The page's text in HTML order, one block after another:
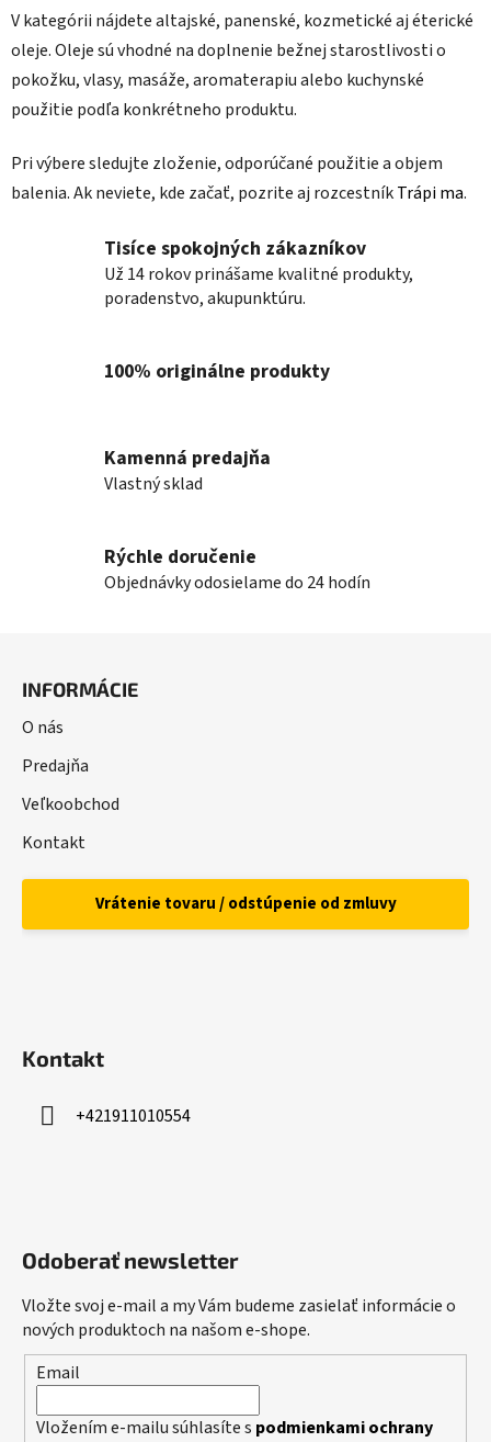
p
r
k
y
ý
p
s
u
V kategórii nájdete altajské, panenské, kozmetické aj éterické
oleje. Oleje sú vhodné na doplnenie bežnej starostlivosti o
pokožku, vlasy, masáže, aromaterapiu alebo kuchynské
použitie podľa konkrétneho produktu.
Pri výbere sledujte zloženie, odporúčané použitie a objem
balenia. Ak neviete, kde začať, pozrite aj rozcestníkTrápi ma.
Tisíce spokojných zákazníkov
Už 14 rokov prinášame kvalitné produkty,
poradenstvo, akupunktúru.
100% originálne produkty
Kamenná predajňa
Vlastný sklad
Rýchle doručenie
Objednávky odosielame do 24 hodín
INFORMÁCIE
O nás
Predajňa
Veľkoobchod
Kontakt
Vrátenie tovaru / odstúpenie od zmluvy
Kontakt
+421911010554
Odoberať newsletter
Vložte svoj e-mail a my Vám budeme zasielať informácie o
nových produktoch na našom e-shope.
Email
Vložením e-mailu súhlasíte s podmienkami ochrany